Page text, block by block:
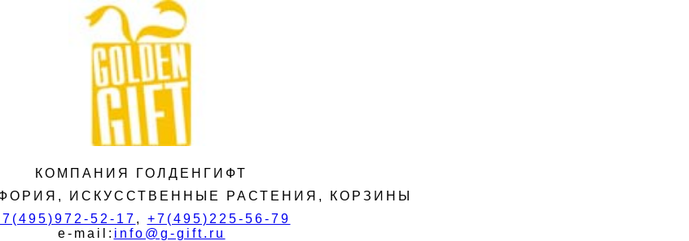
КОМПАНИЯ ГОЛДЕНГИФТ
ИСКУССТВЕННЫЕ РАСТЕНИЯ, КОРЗИНЫ
52-17 , +7(495)225-56-79
e-mail: info@g-gift.ru